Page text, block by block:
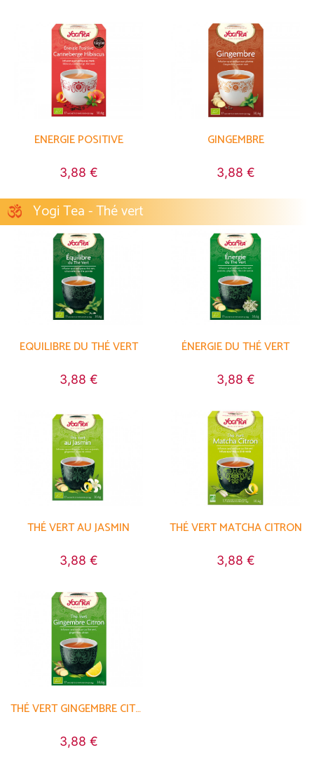
ENERGIE POSITIVE
3,88 €
GINGEMBRE
3,88 €
Yogi Tea - Thé vert
EQUILIBRE DU THÉ VERT
3,88 €
ÉNERGIE DU THÉ VERT
3,88 €
THÉ VERT AU JASMIN
3,88 €
THÉ VERT MATCHA CITRON
3,88 €
THÉ VERT GINGEMBRE CITRON
3,88 €